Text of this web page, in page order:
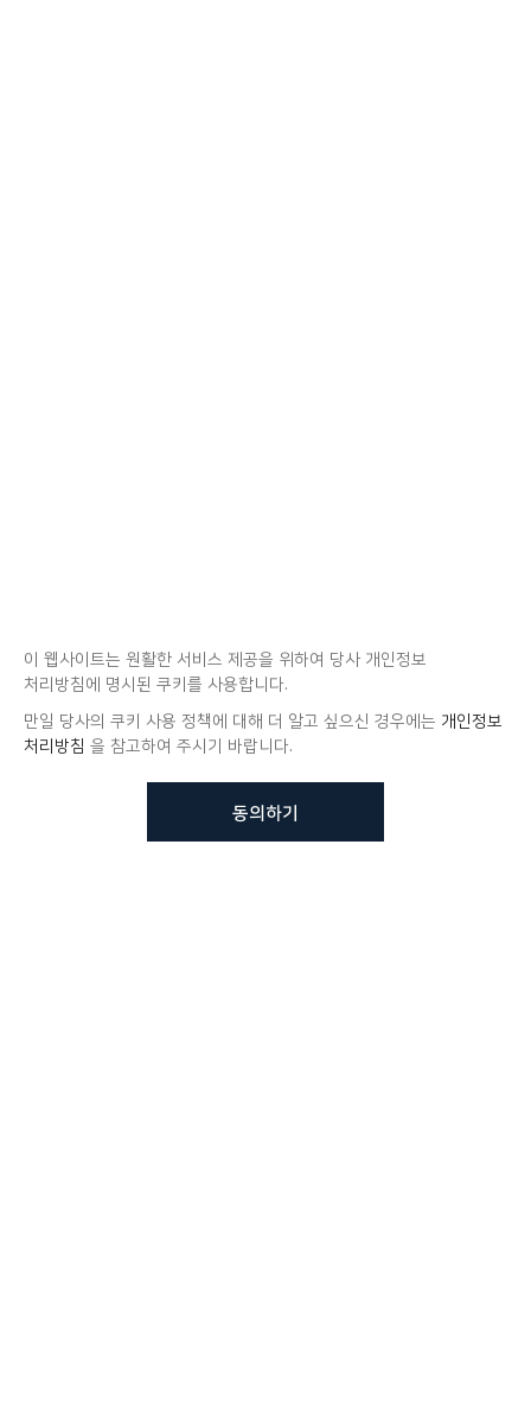
이 웹사이트는 원활한 서비스 제공을 위하여 당사 개인정보
처리방침에 명시된 쿠키를 사용합니다.
만일 당사의 쿠키 사용 정책에 대해 더 알고 싶으신 경우에는 개인정보
처리방침 을 참고하여 주시기 바랍니다.
동의하기